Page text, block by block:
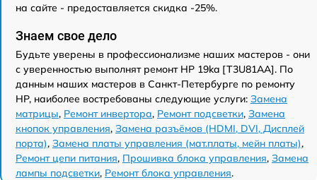
на сайте - предоставляется скидка -25%.
Знаем свое дело
Будьте уверены в профессионализме наших мастеров - они
с уверенностью выполнят ремонт HP 19ka [T3U81AA]. По
данным наших мастеров в Санкт-Петербурге по ремонту
HP, наиболее востребованы следующие услуги: Замена
матрицы, Ремонт инвертора, Ремонт подсветки, Замена
кнопок управления, Замена разъёмов (HDMI, DVI, Дисплей
порта), Замена платы управления (мат.платы, мейн платы),
Ремонт цепи питания, Прошивка блока управления, Замена
лампы подсветки, Ремонт блока управления.